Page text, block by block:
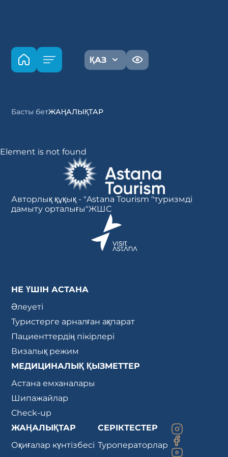
ҚАЗ
Басты бетЖАҢАЛЫҚТАР
Element is not found
Авторлық құқық - "Astana Tourism "туризмді
дамыту орталығы"ЖШС
НЕ ҮШІН АСТАНА
Әлеуеті
Туристерге арналған ақпарат
Пациенттердің пікірлері
Визалық режим
МЕДИЦИНАЛЫҚ ҚЫЗМЕТТЕР
Астана емханалары
Шипажайлар
Check-up
ЖАҢАЛЫҚТАР
Оқиғалар күнтізбесі
СЕРІКТЕСТЕР
Туроператорлар